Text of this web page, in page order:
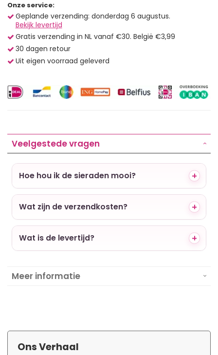
Onze service:
Geplande verzending: donderdag 6 augustus.
Bekijk levertijd
Gratis verzending in NL vanaf €30. België €3,99
30 dagen retour
Uit eigen voorraad geleverd
Veelgestede vragen
Hoe hou ik de sieraden mooi?
Wat zijn de verzendkosten?
Wat is de levertijd?
Meer informatie
Ons Verhaal